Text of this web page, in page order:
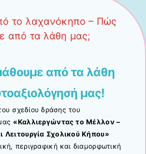
το λαχανόκηπο – Πώς
από τα λάθη μας;
από τα λάθη
μας!
σχεδίου δράσης του
«Καλλιεργώντας το Μέλλον –
Λειτουργία Σχολικού Κήπου»
περιγραφική και διαμορφωτική